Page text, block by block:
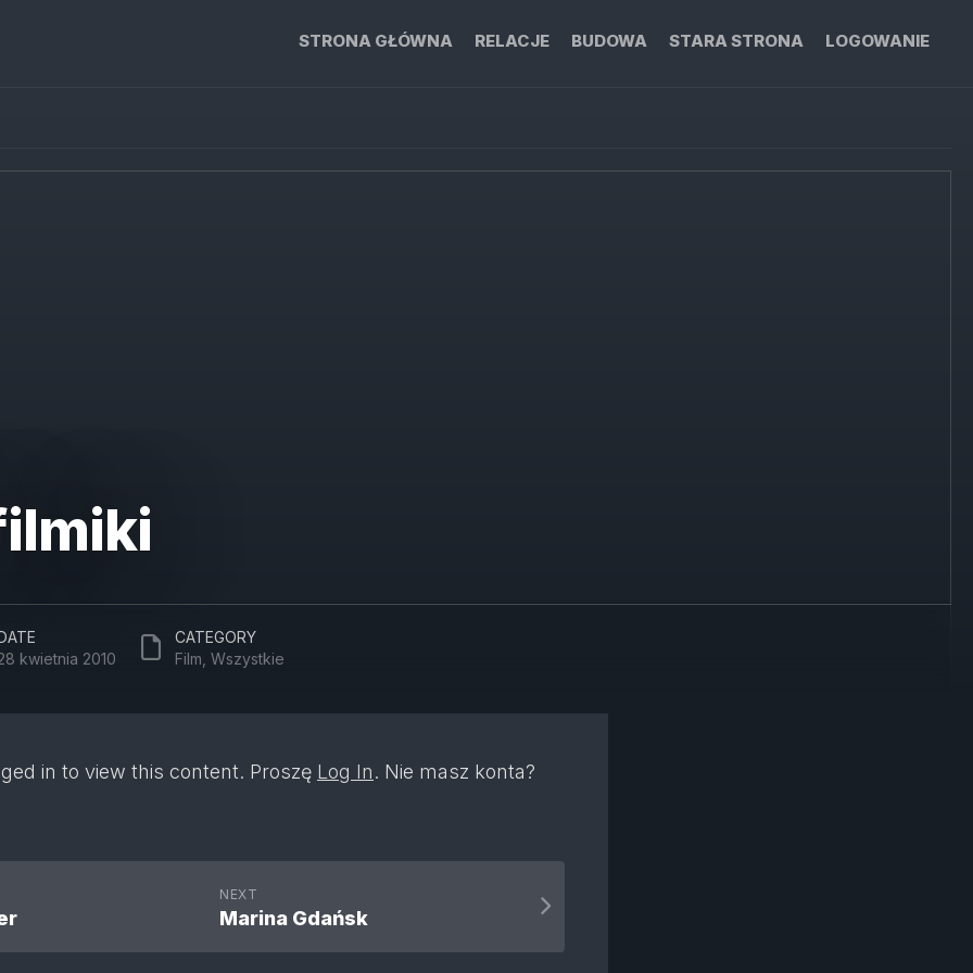
STRONA GŁÓWNA RELACJE BUDOWA STARA STRONA LOGOWANIE
kwietnia 2010
CATEGORY
Film Wszystkie
in to view this content. Proszę Log In. Nie masz konta?
NEXT
Marina Gdańsk